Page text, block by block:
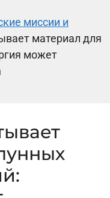
миссии и
материал для
может